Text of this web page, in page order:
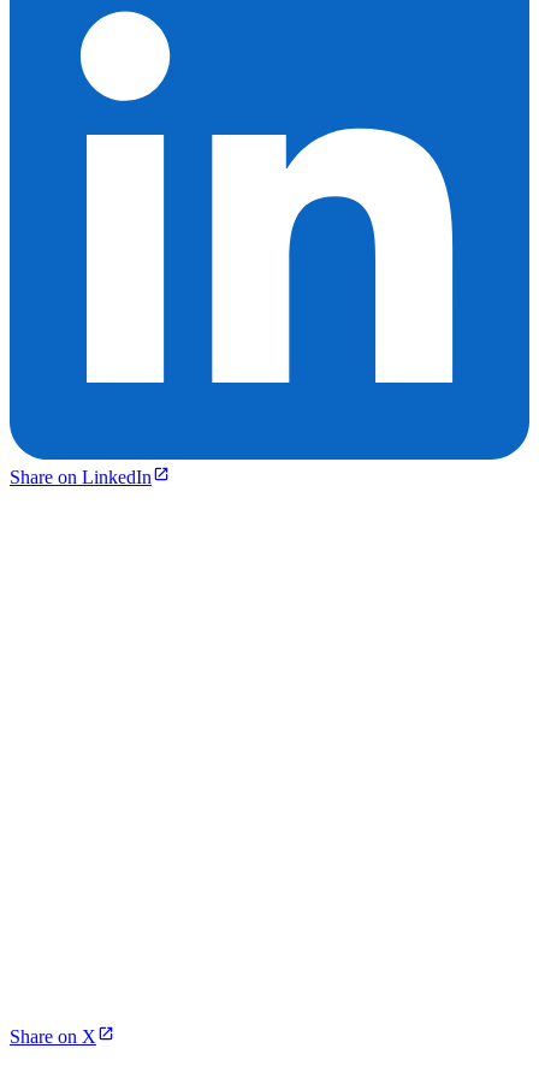
Share on LinkedIn
Share on X